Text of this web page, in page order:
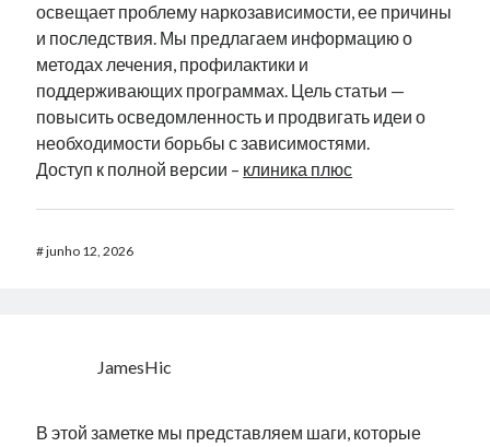
освещает проблему наркозависимости, ее причины
и последствия. Мы предлагаем информацию о
методах лечения, профилактики и
поддерживающих программах. Цель статьи —
повысить осведомленность и продвигать идеи о
необходимости борьбы с зависимостями.
Доступ к полной версии – клиника плюс
#junho 12, 2026
JamesHic
В этой заметке мы представляем шаги, которые